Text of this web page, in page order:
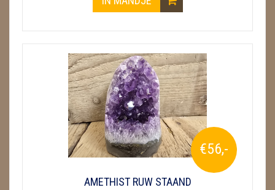
€56,-
AMETHIST RUW STAAND